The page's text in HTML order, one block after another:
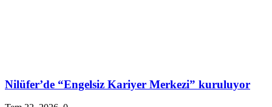
Nilüfer’de “Engelsiz Kariyer Merkezi” kuruluyor